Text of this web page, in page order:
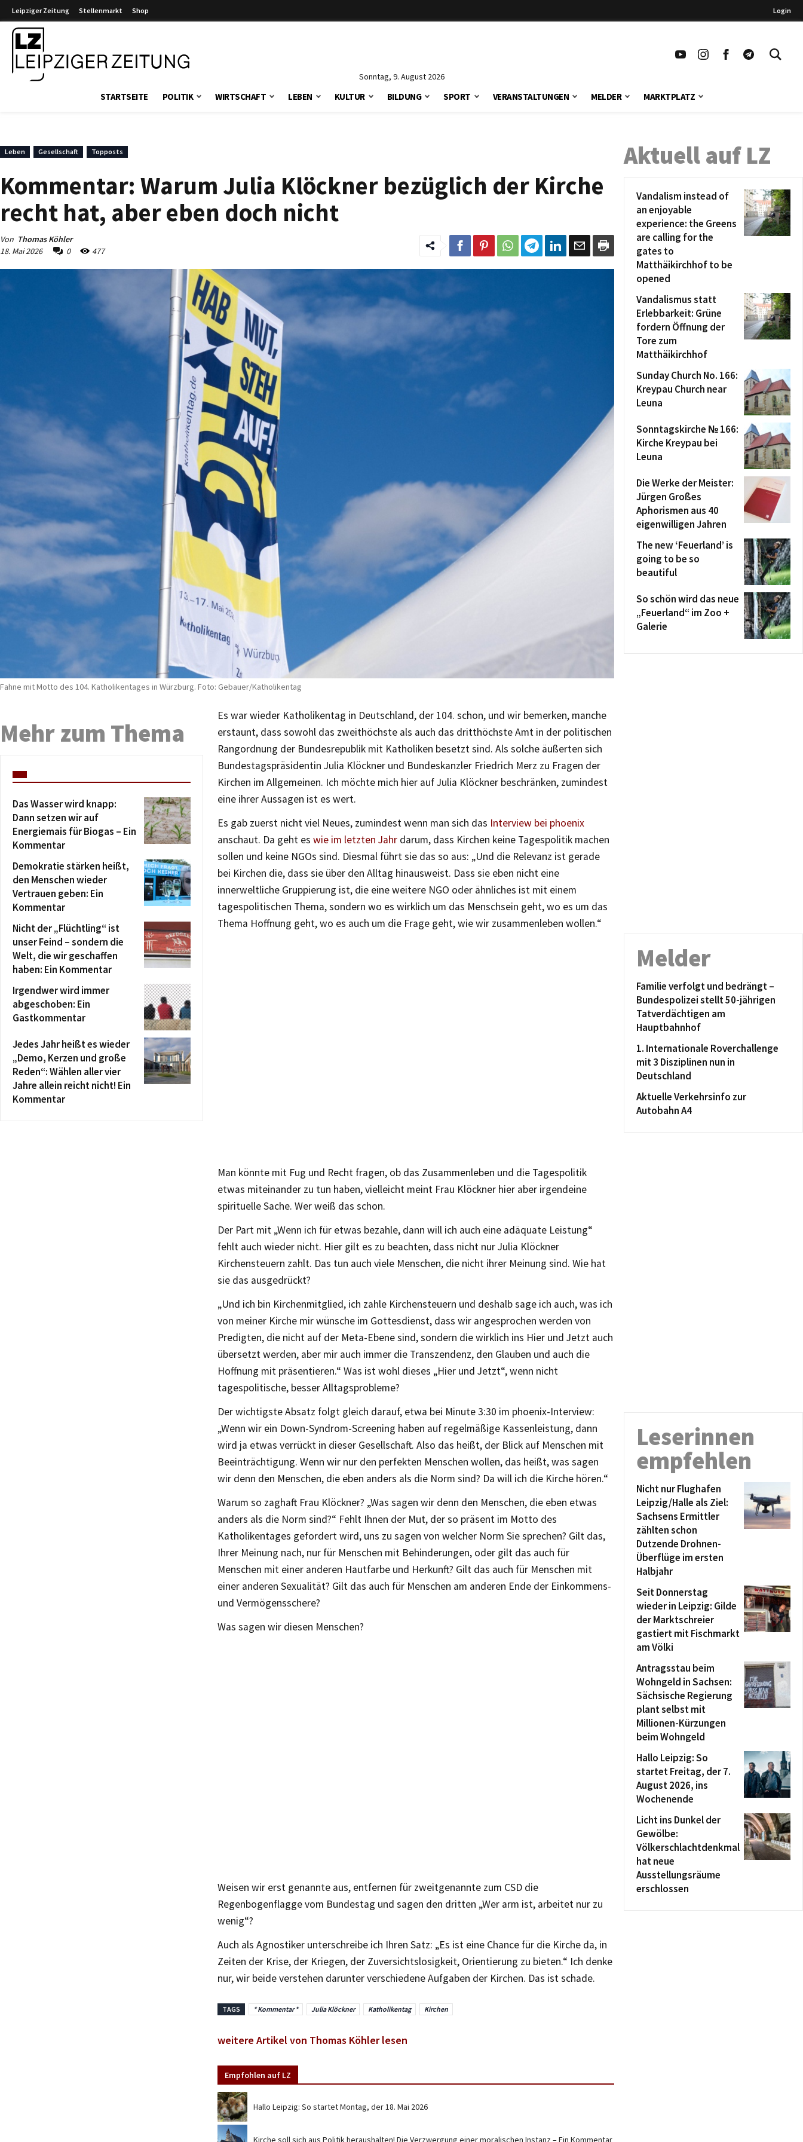
Leipziger Zeitung Stellenmarkt Shop Login
Sonntag, 9. August 2026
STARTSEITE POLITIK WIRTSCHAFT LEBEN KULTUR BILDUNG SPORT VERANSTALTUNGEN MELDER MARKTPLATZ
Leben Gesellschaft Topposts
Kommentar: Warum Julia Klöckner bezüglich der Kirche
recht hat, aber eben doch nicht
Von Thomas Köhler
18. Mai 2026
0 477
Fahne mit Motto des 104. Katholikentages in Würzburg. Foto: Gebauer/Katholikentag
Es war wieder Katholikentag in Deutschland, der 104. schon, und wir bemerken, manche
erstaunt, dass sowohl das zweithöchste als auch das dritthöchste Amt in der politischen
Rangordnung der Bundesrepublik mit Katholiken besetzt sind. Als solche äußerten sich
Bundestagspräsidentin Julia Klöckner und Bundeskanzler Friedrich Merz zu Fragen der
Kirchen im Allgemeinen. Ich möchte mich hier auf Julia Klöckner beschränken, zumindest
eine ihrer Aussagen ist es wert.
Es gab zuerst nicht viel Neues, zumindest wenn man sich das Interview bei phoenix
anschaut. Da geht es wie im letzten Jahr darum, dass Kirchen keine Tagespolitik machen
sollen und keine NGOs sind. Diesmal führt sie das so aus: „Und die Relevanz ist gerade
bei Kirchen die, dass sie über den Alltag hinausweist. Dass sie eben nicht eine
innerweltliche Gruppierung ist, die eine weitere NGO oder ähnliches ist mit einem
tagespolitischen Thema, sondern wo es wirklich um das Menschsein geht, wo es um das
Thema Hoffnung geht, wo es auch um die Frage geht, wie wir zusammenleben wollen.“
Man könnte mit Fug und Recht fragen, ob das Zusammenleben und die Tagespolitik
etwas miteinander zu tun haben, vielleicht meint Frau Klöckner hier aber irgendeine
spirituelle Sache. Wer weiß das schon.
Der Part mit „Wenn ich für etwas bezahle, dann will ich auch eine adäquate Leistung“
fehlt auch wieder nicht. Hier gilt es zu beachten, dass nicht nur Julia Klöckner
Kirchensteuern zahlt. Das tun auch viele Menschen, die nicht ihrer Meinung sind. Wie hat
sie das ausgedrückt?
„Und ich bin Kirchenmitglied, ich zahle Kirchensteuern und deshalb sage ich auch, was ich
von meiner Kirche mir wünsche im Gottesdienst, dass wir angesprochen werden von
Predigten, die nicht auf der Meta-Ebene sind, sondern die wirklich ins Hier und Jetzt auch
übersetzt werden, aber mir auch immer die Transzendenz, den Glauben und auch die
Hoffnung mit präsentieren.“ Was ist wohl dieses „Hier und Jetzt“, wenn nicht
tagespolitische, besser Alltagsprobleme?
Der wichtigste Absatz folgt gleich darauf, etwa bei Minute 3:30 im phoenix-Interview:
„Wenn wir ein Down-Syndrom-Screening haben auf regelmäßige Kassenleistung, dann
wird ja etwas verrückt in dieser Gesellschaft. Also das heißt, der Blick auf Menschen mit
Beeinträchtigung. Wenn wir nur den perfekten Menschen wollen, das heißt, was sagen
wir denn den Menschen, die eben anders als die Norm sind? Da will ich die Kirche hören.“
Warum so zaghaft Frau Klöckner? „Was sagen wir denn den Menschen, die eben etwas
anders als die Norm sind?“ Fehlt Ihnen der Mut, der so präsent im Motto des
Katholikentages gefordert wird, uns zu sagen von welcher Norm Sie sprechen? Gilt das,
Ihrer Meinung nach, nur für Menschen mit Behinderungen, oder gilt das auch für
Menschen mit einer anderen Hautfarbe und Herkunft? Gilt das auch für Menschen mit
einer anderen Sexualität? Gilt das auch für Menschen am anderen Ende der Einkommens-
und Vermögensschere?
Was sagen wir diesen Menschen?
Weisen wir erst genannte aus, entfernen für zweitgenannte zum CSD die
Regenbogenflagge vom Bundestag und sagen den dritten „Wer arm ist, arbeitet nur zu
wenig“?
Auch als Agnostiker unterschreibe ich Ihren Satz: „Es ist eine Chance für die Kirche da, in
Zeiten der Krise, der Kriegen, der Zuversichtslosigkeit, Orientierung zu bieten.“ Ich denke
nur, wir beide verstehen darunter verschiedene Aufgaben der Kirchen. Das ist schade.
TAGS * Kommentar * Julia Klöckner Katholikentag Kirchen
weitere Artikel von Thomas Köhler lesen
Empfohlen auf LZ
Hallo Leipzig: So startet Montag, der 18. Mai 2026
Kirche soll sich aus Politik heraushalten! Die Verzwergung einer moralischen Instanz – Ein Kommentar
Mehr zum Thema
Das Wasser wird knapp:
Dann setzen wir auf
Energiemais für Biogas – Ein
Kommentar
Demokratie stärken heißt,
den Menschen wieder
Vertrauen geben: Ein
Kommentar
Nicht der „Flüchtling“ ist
unser Feind – sondern die
Welt, die wir geschaffen
haben: Ein Kommentar
Irgendwer wird immer
abgeschoben: Ein
Gastkommentar
Jedes Jahr heißt es wieder
„Demo, Kerzen und große
Reden“: Wählen aller vier
Jahre allein reicht nicht! Ein
Kommentar
Aktuell auf LZ
Vandalism instead of
an enjoyable
experience: the Greens
are calling for the
gates to
Matthäikirchhof to be
opened
Vandalismus statt
Erlebbarkeit: Grüne
fordern Öffnung der
Tore zum
Matthäikirchhof
Sunday Church No. 166:
Kreypau Church near
Leuna
Sonntagskirche № 166:
Kirche Kreypau bei
Leuna
Die Werke der Meister:
Jürgen Großes
Aphorismen aus 40
eigenwilligen Jahren
The new ‘Feuerland’ is
going to be so
beautiful
So schön wird das neue
„Feuerland“ im Zoo +
Galerie
Melder
Familie verfolgt und bedrängt –
Bundespolizei stellt 50-jährigen
Tatverdächtigen am
Hauptbahnhof
1. Internationale Roverchallenge
mit 3 Disziplinen nun in
Deutschland
Aktuelle Verkehrsinfo zur
Autobahn A4
Leserinnen
empfehlen
Nicht nur Flughafen
Leipzig/Halle als Ziel:
Sachsens Ermittler
zählten schon
Dutzende Drohnen-
Überflüge im ersten
Halbjahr
Seit Donnerstag
wieder in Leipzig: Gilde
der Marktschreier
gastiert mit Fischmarkt
am Völki
Antragsstau beim
Wohngeld in Sachsen:
Sächsische Regierung
plant selbst mit
Millionen-Kürzungen
beim Wohngeld
Hallo Leipzig: So
startet Freitag, der 7.
August 2026, ins
Wochenende
Licht ins Dunkel der
Gewölbe:
Völkerschlachtdenkmal
hat neue
Ausstellungsräume
erschlossen